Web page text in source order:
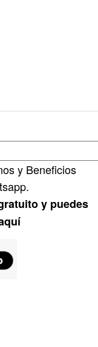
y Beneficios
y puedes